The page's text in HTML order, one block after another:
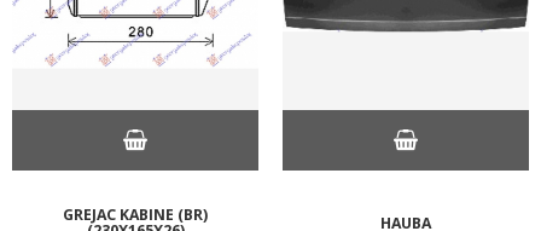
GREJAC KABINE (BR) HAUBA